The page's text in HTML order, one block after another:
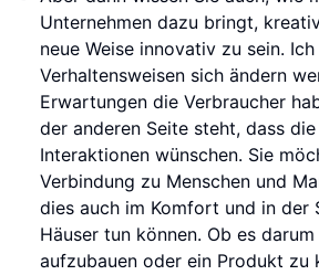
Unternehmen dazu bringt,
neue Weise innovativ zu sein.
Verhaltensweisen sich ändern
Erwartungen die Verbraucher
der anderen Seite steht, dass
Interaktionen wünschen. Sie
Verbindung zu Menschen und
dies auch im Komfort und in der
Häuser tun können. Ob es
aufzubauen oder ein Produkt zu